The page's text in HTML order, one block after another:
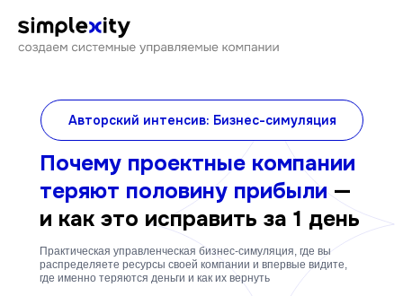
Почему проектные компании
теряют половину прибыли—
и как это исправить за 1 день
Практическая управленческая бизнес-симуляция, где вы
распределяете ресурсы своей компании и впервые видите,
где именно теряются деньги и как их вернуть
Авторский интенсив: Бизнес-симуляция